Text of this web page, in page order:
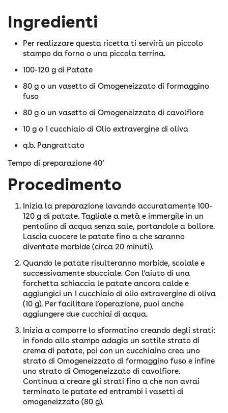
Ingredienti
Per realizzare questa ricetta ti servirà un piccolo
stampo da forno o una piccola terrina.
100-120 g di Patate
80 g o un vasetto di Omogeneizzato di formaggino
fuso
80 g o un vasetto di Omogeneizzato di cavolfiore
10 g o 1 cucchiaio di Olio extravergine di oliva
q.b. Pangrattato
Tempo di preparazione 40’
Procedimento
Inizia la preparazione lavando accuratamente 100-
120 g di patate. Tagliale a metà e immergile in un
pentolino di acqua senza sale, portandole a bollore.
Lascia cuocere le patate fino a che saranno
diventate morbide (circa 20 minuti).
Quando le patate risulteranno morbide, scolale e
successivamente sbucciale. Con l’aiuto di una
forchetta schiaccia le patate ancora calde e
aggiungici un 1 cucchiaio di olio extravergine di oliva
(10 g). Per facilitare l’operazione, puoi anche
aggiungere due cucchiai di acqua.
Inizia a comporre lo sformatino creando degli strati:
in fondo allo stampo adagia un sottile strato di
crema di patate, poi con un cucchiaino crea uno
strato di Omogeneizzato di formaggino fuso e infine
uno strato di Omogeneizzato di cavolfiore.
Continua a creare gli strati fino a che non avrai
terminato le patate ed entrambi i vasetti di
omogeneizzato (80 g).